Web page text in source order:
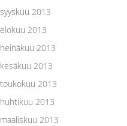
syyskuu 2013
elokuu 2013
heinäkuu 2013
kesäkuu 2013
toukokuu 2013
huhtikuu 2013
maaliskuu 2013